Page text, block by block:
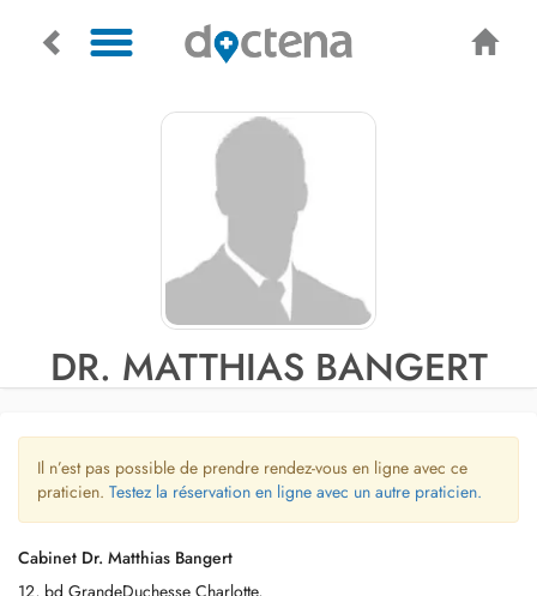
DR. MATTHIAS BANGERT
Il n’est pas possible de prendre rendez-vous en ligne avec ce
praticien. Testez la réservation en ligne avec un autre praticien.
Cabinet Dr. Matthias Bangert
12, bd GrandeDuchesse Charlotte,